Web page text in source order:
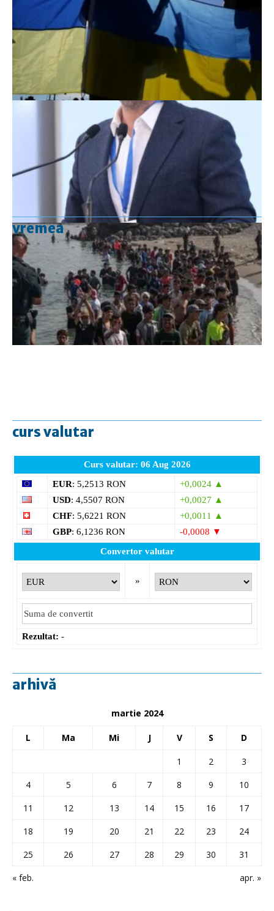
vremea
curs valutar
Curs valutar: 06 Aug 2026
EUR: 5,2513 RON
+0,0024 ▲
USD: 4,5507 RON
+0,0027 ▲
CHF: 5,6221 RON
+0,0011 ▲
GBP: 6,1236 RON
-0,0008 ▼
Convertor valutar
»
Rezultat: -
arhivă
martie 2024
L Ma Mi J V S D
« feb. apr. »
1 2
3
4
5 6 7 8 9
10
11
12 13 14 15 16
17
18
19 20 21 22 23
24
25
26 27 28 29 30 31